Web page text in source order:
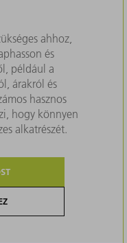
ahhoz,
és
például a
árakról és
hasznos
hogy könnyen
alkatrészét.